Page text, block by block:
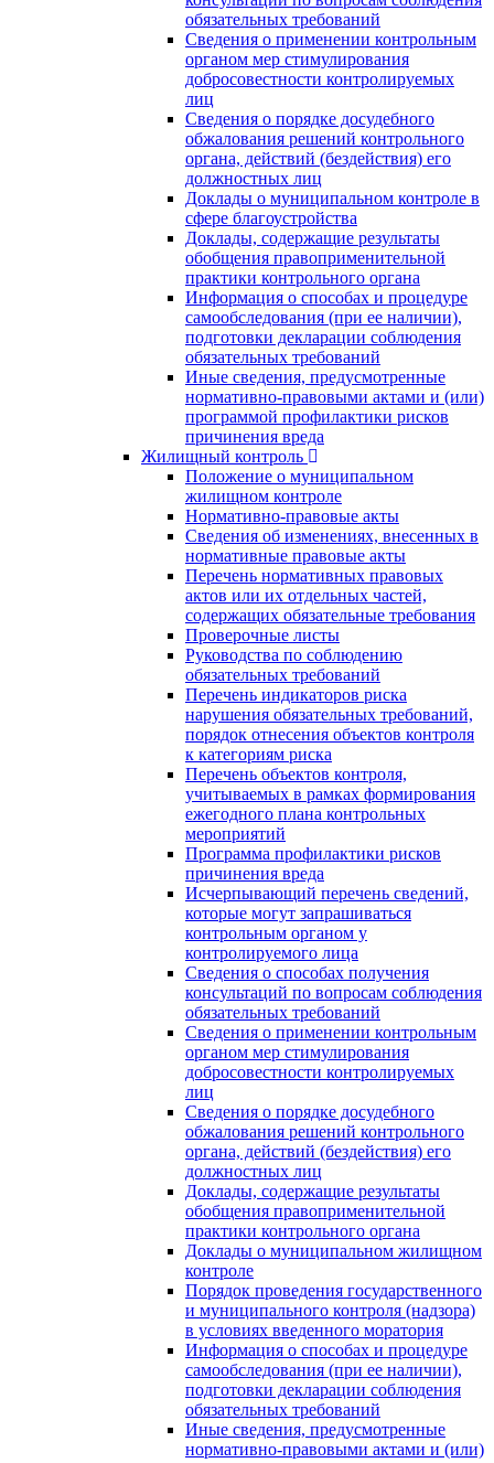
обязательных требований
Сведения о применении контрольным
органом мер стимулирования
добросовестности контролируемых
лиц
Сведения о порядке досудебного
обжалования решений контрольного
органа, действий (бездействия) его
должностных лиц
Доклады о муниципальном контроле в
сфере благоустройства
Доклады, содержащие результаты
обобщения правоприменительной
практики контрольного органа
Информация о способах и процедуре
самообследования (при ее наличии),
подготовки декларации соблюдения
обязательных требований
Иные сведения, предусмотренные
нормативно-правовыми актами и (или)
программой профилактики рисков
причинения вреда
Жилищный контроль
Положение о муниципальном
жилищном контроле
Нормативно-правовые акты
Сведения об изменениях, внесенных в
нормативные правовые акты
Перечень нормативных правовых
актов или их отдельных частей,
содержащих обязательные требования
Проверочные листы
Руководства по соблюдению
обязательных требований
Перечень индикаторов риска
нарушения обязательных требований,
порядок отнесения объектов контроля
к категориям риска
Перечень объектов контроля,
учитываемых в рамках формирования
ежегодного плана контрольных
мероприятий
Программа профилактики рисков
причинения вреда
Исчерпывающий перечень сведений,
которые могут запрашиваться
контрольным органом у
контролируемого лица
Сведения о способах получения
консультаций по вопросам соблюдения
обязательных требований
Сведения о применении контрольным
органом мер стимулирования
добросовестности контролируемых
лиц
Сведения о порядке досудебного
обжалования решений контрольного
органа, действий (бездействия) его
должностных лиц
Доклады, содержащие результаты
обобщения правоприменительной
практики контрольного органа
Доклады о муниципальном жилищном
контроле
Порядок проведения государственного
и муниципального контроля (надзора)
в условиях введенного моратория
Информация о способах и процедуре
самообследования (при ее наличии),
подготовки декларации соблюдения
обязательных требований
Иные сведения, предусмотренные
нормативно-правовыми актами и (или)